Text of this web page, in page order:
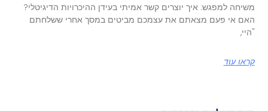
משיחה למפגש: איך יוצרים קשר אמיתי בעידן ההיכרויות הדיגיטלי?
האם אי פעם מצאתם את עצמכם מביטים במסך אחרי ששלחתם
"היי,
קראו עוד